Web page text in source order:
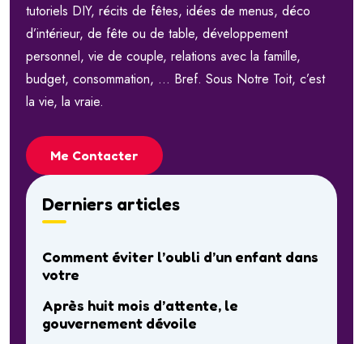
tutoriels DIY, récits de fêtes, idées de menus, déco
d’intérieur, de fête ou de table, développement
personnel, vie de couple, relations avec la famille,
budget, consommation, … Bref. Sous Notre Toit, c’est
la vie, la vraie.
Me Contacter
Derniers articles
Comment éviter l’oubli d’un enfant dans
votre
Après huit mois d’attente, le
gouvernement dévoile